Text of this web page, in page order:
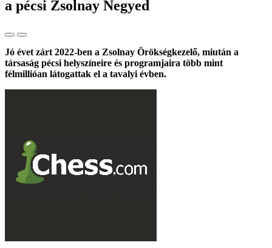
a pécsi Zsolnay Negyed
Jó évet zárt 2022-ben a Zsolnay Örökségkezelő, miután a
társaság pécsi helyszíneire és programjaira több mint
félmillióan látogattak el a tavalyi évben.